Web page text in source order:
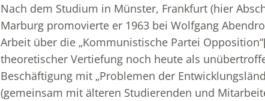
Nach dem Studium in Münster, Frankfurt (hier
Marburg promovierte er 1963 bei Wolfgang
Arbeit über die „Kommunistische Partei Opposition“
theoretischer Vertiefung noch heute als
Beschäftigung mit „Problemen der
(gemeinsam mit älteren Studierenden und